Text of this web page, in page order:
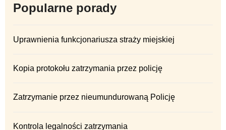
Popularne porady
Uprawnienia funkcjonariusza straży miejskiej
Kopia protokołu zatrzymania przez policję
Zatrzymanie przez nieumundurowaną Policję
Kontrola legalności zatrzymania